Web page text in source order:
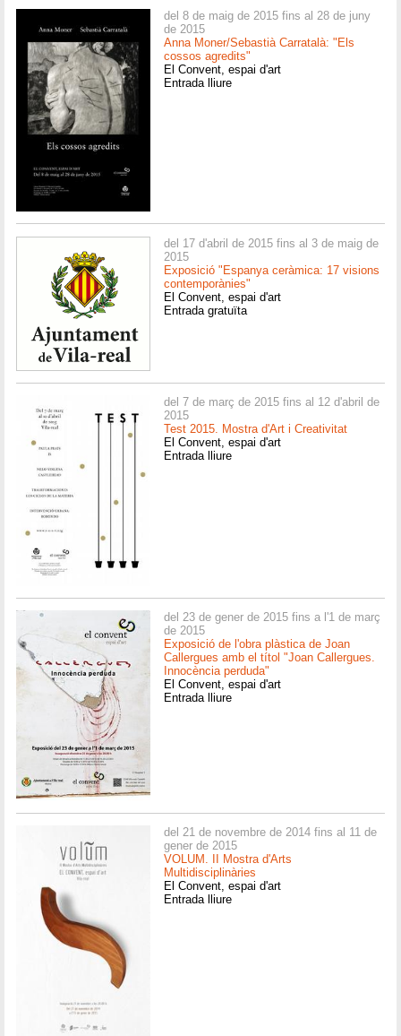
del 8 de maig de 2015 fins al 28 de juny
de 2015
Anna Moner/Sebastià Carratalà: "Els
cossos agredits"
El Convent, espai d'art
Entrada lliure
del 17 d'abril de 2015 fins al 3 de maig de
2015
Exposició "Espanya ceràmica: 17 visions
contemporànies"
El Convent, espai d'art
Entrada gratuïta
del 7 de març de 2015 fins al 12 d'abril de
2015
Test 2015. Mostra d'Art i Creativitat
El Convent, espai d'art
Entrada lliure
del 23 de gener de 2015 fins a l'1 de març
de 2015
Exposició de l'obra plàstica de Joan
Callergues amb el títol "Joan Callergues.
Innocència perduda"
El Convent, espai d'art
Entrada lliure
del 21 de novembre de 2014 fins al 11 de
gener de 2015
VOLUM. II Mostra d'Arts
Multidisciplinàries
El Convent, espai d'art
Entrada lliure